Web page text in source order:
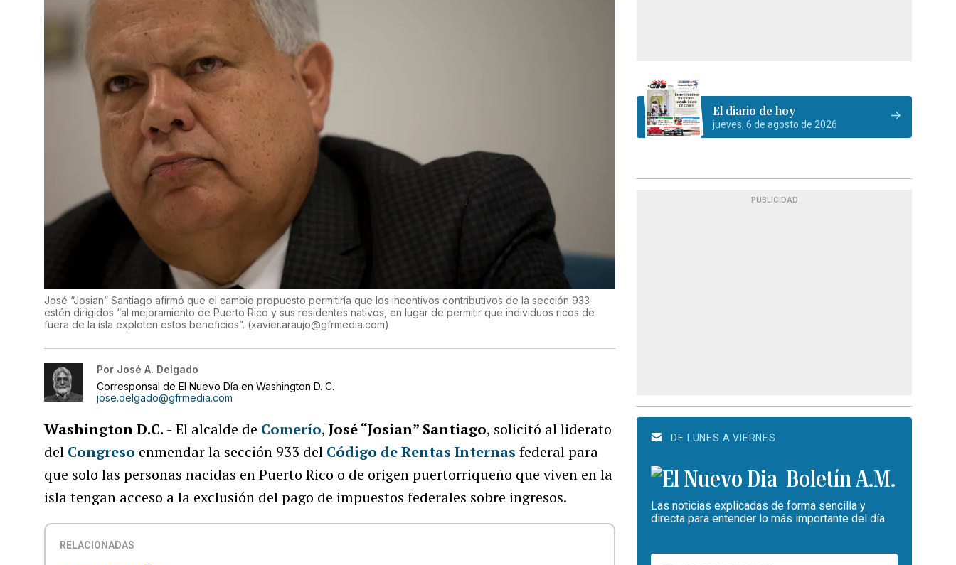
José “Josian” Santiago afirmó que el cambio propuesto permitiría que los incentivos contributivos de la sección 933
estén dirigidos “al mejoramiento de Puerto Rico y sus residentes nativos, en lugar de permitir que individuos ricos de
fuera de la isla exploten estos beneficios”. (xavier.araujo@gfrmedia.com)
Por José A. Delgado
Corresponsal de El Nuevo Día en Washington D. C.
jose.delgado@gfrmedia.com
Washington D.C. - El alcalde de Comerío,José “Josian” Santiago, solicitó al liderato
del Congreso enmendar la sección 933 del Código de Rentas Internas federal para
que solo las personas nacidas en Puerto Rico o de origen puertorriqueño que viven en la
isla tengan acceso a la exclusión del pago de impuestos federales sobre ingresos.
RELACIONADAS
El diario de hoy
jueves, 6 de agosto de 2026
PUBLICIDAD
DE LUNES A VIERNES
Boletín A.M.
Las noticias explicadas de forma sencilla y
directa para entender lo más importante del día.